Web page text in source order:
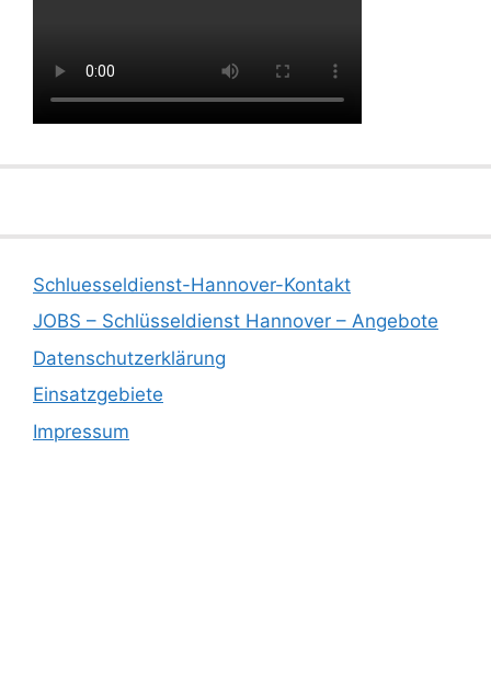
Schluesseldienst-Hannover-Kontakt
JOBS – Schlüsseldienst Hannover – Angebote
Datenschutzerklärung
Einsatzgebiete
Impressum